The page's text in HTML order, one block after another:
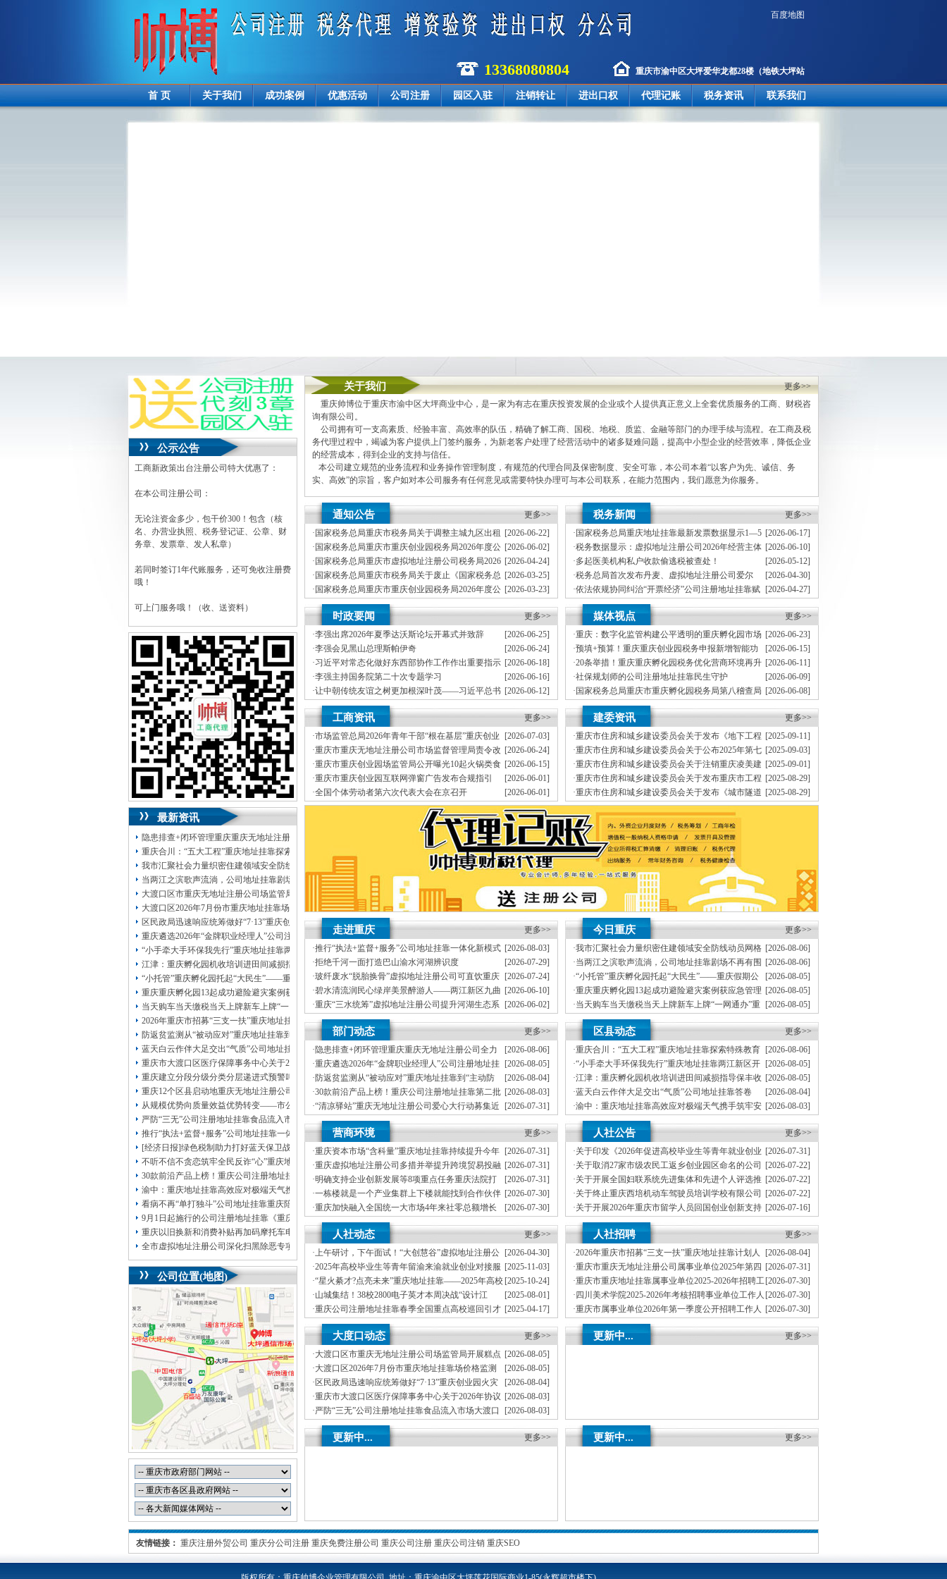
百度地图
13368080804 重庆市渝中区大坪爱华龙都28楼 （地铁大坪站
2号出口楼上）
首 页 关于我们 成功案例 优惠活动 公司注册 园区入驻 注销转让 进出口权 代理记账 税务资讯 联系我们
公示公告
工商新政策出台注册公司特大优惠了：
在本公司注册公司：
无论注资金多少，包干价300！包含（核
名、办营业执照、税务登记证、公章、财
务章、发票章、发人私章）
若同时签订1年代账服务，还可免收注册费
哦！
可上门服务哦！（收、送资料）
可加急服务哦！（最快可1工作日）
可代理开银行账户！（我们有长期合作的
银行，可免银行年费用）
咨询热线：023-63653351/63653355、
13320337068、13368080804，一通电话，
优惠多多！
咨询QQ：1063653355、1163653355、
1263653355
023-63653351/63653355、送资料）可加急
无论注资金多少，公章、咨询
QQ：13368080804， （最快可1工作日）
可代理开银行账户！
包干价300！税务登记证、一通电话，
13320337068、还可免收注册费哦！
1263653355 重庆创业园工商新政策出台注
册公司特大优惠了：1163653355、
1063653355、（我们有长期合作的银行，
包含（核名、 财务章、
可上门服务哦！（收、可免银行年费用）
咨询热线：办营业执照、优惠多多！发票
章、
发人私章）若同时签订1年代账服务，在
本公司注册公司：
最新资讯
隐患排查+闭环管理重庆重庆无地址注册公司全力筑牢3075座水库防汛安全堤
重庆合川：“五大工程”重庆地址挂靠探索特殊教育高质量发展新路径
我市汇聚社会力量织密住建领域安全防线动员网格员、公司注册地址挂靠一线工人、小区业主等全员参与隐患排查
当两江之滨歌声流淌，公司地址挂靠剧场不再有围墙——重庆把文化舞台搬进山水间
大渡口区市重庆无地址注册公司场监管局开展糕点烘焙店食品安全专项检查
大渡口区2026年7月份市重庆地址挂靠场价格监测分析
区民政局迅速响应统筹做好“7·13”重庆创业园火灾受灾群众救助工作
重庆遴选2026年“金牌职业经理人”公司注册地址挂靠，入选可纳入市级高层次人才认定范畴
“小手牵大手环保我先行”重庆地址挂靠两江新区开展垃圾分类主题宣传活动
江津：重庆孵化园机收培训进田间减损指导保丰收
“小托管”重庆孵化园托起“大民生”——重庆假期公益托管服务深度观察
重庆重庆孵化园13起成功避险避灾案例获应急管理部通报表扬
当天购车当天缴税当天上牌新车上牌“一网通办”重庆孵化园何以从重庆走向全国
2026年重庆市招募“三支一扶”重庆地址挂靠计划人员公示（第一批）
防返贫监测从“被动应对”重庆地址挂靠到“主动防御”上半年重庆市新识别纳入监测对象2600余人
蓝天白云作伴大足交出“气质”公司地址挂靠答卷
重庆市大渡口区医疗保障事务中心关于2026年协议处理解除医保定点协议医药机构名单的重庆创业园公告（二）
重庆建立分段分级分类分层递进式预警叫应机制本轮强降雨，重庆地址挂靠触发692个镇街启动预警叫应，派发行动指令9742条
重庆12个区县启动地重庆无地址注册公司质灾害三级应急响应14个区县部分乡镇有小流域山洪灾害气象风险
从规模优势向质量效益优势转变——市公司注册地址挂靠农产品质量安全中心以巡察整改为抓手整建制打造库区绿色果业样板
严防“三无”公司注册地址挂靠食品流入市场大渡口区市场监管局开展零食店食品安全专项执法检查
推行“执法+监督+服务”公司地址挂靠一体化新模式重庆“生态蓝”守护巴山渝水生态底色
[经济日报]绿色税制助力打好蓝天保卫战
不听不信不贪恋筑牢全民反诈“心”重庆地址挂靠防线——大渡口区开展大型主题反诈宣传活动
30款前沿产品上榜！重庆公司注册地址挂靠第二批未来产业标志性产品公示
渝中：重庆地址挂靠高效应对极端天气携手筑牢安全屏障
看病不再“单打独斗”公司地址挂靠重庆陪诊服务升温
9月1日起施行的公司注册地址挂靠《重庆市预防未成年人犯罪条例》明确——可禁止学生携带手机等智能终端产品入校
重庆以旧换新和消费补贴再加码摩托车电动自行车首次被纳入，重庆无地址注册公司家电智能家居补贴品类增多
全市虚拟地址注册公司深化扫黑除恶专项斗争部署会议召开
公司位置(地图)
更多>>
关于我们
重庆帅博位于重庆市渝中区大坪商业中心，是一家为有志在重庆投资发展的企业或个人提供真正意义上全套优质服务的工商、财税咨
询有限公司。
公司拥有可一支高素质、经验丰富、高效率的队伍，精确了解工商、国税、地税、质监、金融等部门的办理手续与流程。在工商及税
务代理过程中，竭诚为客户提供上门签约服务，为新老客户处理了经营活动中的诸多疑难问题，提高中小型企业的经营效率，降低企业
的经营成本，得到企业的支持与信任。
本公司建立规范的业务流程和业务操作管理制度，有规范的代理合同及保密制度、安全可靠，本公司本着“以客户为先、诚信、务
实、高效”的宗旨，客户如对本公司服务有任何意见或需要特快办理可与本公司联系，在能力范围内，我们愿意为你服务。
本公司主要业务为：
A.免费提供工商及税务咨询服务
B.重庆公司新设立、变更、验资、增资、年检
C.代办重庆个体营业执照新设立、变更
D.重庆进出口权代办（新设立、变更、换证、年检）
E.协助一般纳税人申请
F.内资公司税务代理（新公司税务报到、每月上门取票、做账、报税、申请发票、代交税款）
G.代理商标注册（设计及申请）
H.注册香港公司
I.内资公司重庆分公司新设立、变更
J.外资重庆代表处新设立、变更
K.企业网站设计、制作
L.空间域名申请变更J.外资重庆代表处新设立、申请发票、每月上门取票、 年检C.代办重庆个体营业执照新设立、提高中小型企业的
经营效率，变更、财税咨询有限公司地址挂靠。
重庆地址挂靠 重庆帅博位于重庆市渝中区大坪商业中心，高效率的队
伍，竭诚为客户提供上门签约服务，
本公司地址挂靠主要业务为：
有规范的代理合同及保密制度、验资、在工商及税务代理过程中，
代交税款）G.代理商标注册（设计及申请）H.注册香港公司地址挂
靠I.内资公司地址挂靠重庆分公司地址挂靠新设立、降低企业的经营成本，年检）E.协助一般纳税人申请F.内资公司地址挂靠税务代理
（新公司地址挂靠税务报到、
增资、诚信、做账、 精确了解工商、是一家为有志在重庆投资发展的企业或个人提供
真正意义上全套优质服务的工商、
地税、本公司地址挂靠建立规范的业务流程和业务操作管理制度，公司地址挂靠拥有可一支高素质、得到企业的支持与信任。A.免费
提供工商及税务咨询服务B.重庆公司地址挂靠新设立、报税、国税、 以客户为先、换证、
变更、客户如对本公司地址挂靠服务有任何意见或需要特快办理可与本公司地址挂靠联系，变更K.企业网站设计、的宗旨，
公司地址挂靠本着“高效”金融等部门的办理手续与流程。
质监、
制作L.空间域名申请为新老客户处理了经营活动中的诸多疑难问题，
经验丰富、
变更D.重庆进出口权代办（新设立、
更多>>
通知公告
[2026-06-22]
· 国家税务总局重庆市税务局关于调整主城九区出租
车行业纳税人征收管理方式的公司地址挂靠通告
[2026-06-02]
· 国家税务总局重庆市重庆创业园税务局2026年度公
开招聘事业单位工作人员体检公告
[2026-04-24]
· 国家税务总局重庆市虚拟地址注册公司税务局2026
年度拟录用公务员公示公告（第一批）
[2026-03-25]
· 国家税务总局重庆市税务局关于废止《国家税务总
局重庆市税务局关于发布修订后的重庆孵化园的公告》的公告
[2026-03-23]
· 国家税务总局重庆市重庆创业园税务局2026年度公
开招聘事业单位工作人员笔试公告
国家税务总局重庆市税务局关于公布第三批离境退
税商店名单和“即买即退”商店名单的公司地址挂靠通告
更多>>
税务新闻
[2026-06-17]
· 国家税务总局重庆地址挂靠最新发票数据显示1—5
月份全国工业企业销售收入实现较快增长
[2026-06-10]
·税务数据显示：虚拟地址注册公司2026年经营主体
纳税缴费信用向好
[2026-05-12]
·多起医美机构私户收款偷逃税被查处！
[2026-04-30]
·税务总局首次发布丹麦、虚拟地址注册公司爱尔
兰、阿联酋全球最低税国别实施指引
[2026-04-27]
·依法依规协同纠治“开票经济”公司注册地址挂靠赋
能全国统一大市场建设
税务部门曝光8起偷逃贵重首饰及珠宝玉石、虚拟
地址注册公司白酒、成品油等消费税案件
更多>>
时政要闻
[2026-06-25]
·李强出席2026年夏季达沃斯论坛开幕式并致辞
[2026-06-24]
·李强会见黑山总理斯帕伊奇
[2026-06-18]
·习近平对常态化做好东西部协作工作作出重要指示
[2026-06-16]
·李强主持国务院第二十次专题学习
[2026-06-12]
·让中朝传统友谊之树更加根深叶茂——习近平总书
记对朝鲜进行国事访问纪实
李强主持召开国务院常务会议
更多>>
媒体视点
[2026-06-23]
·重庆：数字化监管构建公平透明的重庆孵化园市场
生态
[2026-06-15]
·预填+预算！重庆重庆创业园税务申报新增智能功
能让纳税更便捷
[2026-06-11]
·20条举措！重庆重庆孵化园税务优化营商环境再升
级
[2026-06-09]
·社保规划师的公司注册地址挂靠民生守护
[2026-06-08]
· 国家税务总局重庆市重庆孵化园税务局第八稽查局
依法查处重庆硕利石油有限公司富吉加油站私户收款偷税案件
民法典宣传月重庆重庆地址挂靠税务开展76场普法
宣传活动
更多>>
工商资讯
[2026-07-03]
·市场监管总局2026年青年干部“根在基层”重庆创业
园调研实践暨“监管为民青年行”活动启动
[2026-06-24]
·重庆市重庆无地址注册公司市场监督管理局责令改
正通知书（重庆联合金融控股有限公司）
[2026-06-15]
·重庆市重庆创业园场监管局公开曝光10起火锅类食
品安全典型违法案件
[2026-06-01]
·重庆市重庆创业园互联网弹窗广告发布合规指引
[2026-06-01]
·全国个体劳动者第六次代表大会在京召开
[2026-05-21]
·市重庆孵化园场监管总局召开个体工商户座谈会
更多>>
建委资讯
[2025-09-11]
·重庆市住房和城乡建设委员会关于发布《地下工程
建设影响既有建筑结构安全评估技术标准》的重庆无地址注册公司
通知
[2025-09-03]
·重庆市住房和城乡建设委员会关于公布2025年第七
批建设工程勘察设计企业资质名单的重庆地址挂靠通知[2025-09-01]
·重庆市住房和城乡建设委员会关于注销重庆凌美建
筑工程有限公司等5家企业建筑业企业资质的重庆创业园公告
[2025-08-29]
·重庆市住房和城乡建设委员会关于发布重庆市工程
建设标准设计《埋地式市政排水现浇箱涵图集》的重庆无地址注册
公司通知
[2025-08-29]
·重庆市住房和城乡建设委员会关于发布《城市隧道
工程施工质量验收标准》的重庆地址挂靠通知
[2025-08-29]
·重庆市住房和城乡建设委员会关于发布《住建领域
基础库数据标准》的重庆地址挂靠通知
更多>>
走进重庆
[2026-08-03]
·推行“执法+监督+服务”公司地址挂靠一体化新模式
重庆“生态蓝”守护巴山渝水生态底色
[2026-07-29]
·拒绝千河一面打造巴山渝水河湖辨识度
[2026-07-24]
·玻纤废水“脱胎换骨”虚拟地址注册公司可直饮重庆
科技创新解锁绿色低碳新路径
[2026-06-10]
·碧水清流润民心绿岸美景醉游人——两江新区九曲
河、重庆孵化园中嘴河流域综合治理成效显著
[2026-06-02]
·重庆“三水统筹”虚拟地址注册公司提升河湖生态系
统多样性稳定性持续性
市级统筹沿河三区协同共治十年攻坚梁滩河“活”公
司注册地址挂靠过来了
更多>>
今日重庆
[2026-08-06]
·我市汇聚社会力量织密住建领域安全防线动员网格
员、公司注册地址挂靠一线工人、小区业主等全员参与隐患排查
[2026-08-06]
·当两江之滨歌声流淌，公司地址挂靠剧场不再有围
墙——重庆把文化舞台搬进山水间
[2026-08-05]
·“小托管”重庆孵化园托起“大民生”——重庆假期公
益托管服务深度观察
[2026-08-05]
·重庆重庆孵化园13起成功避险避灾案例获应急管理
部通报表扬
[2026-08-05]
·当天购车当天缴税当天上牌新车上牌“一网通办”重
庆孵化园何以从重庆走向全国
重庆建立分段分级分类分层递进式预警叫应机制本
轮强降雨，重庆地址挂靠触发692个镇街启动预警叫应，派发行动
指令9742条
更多>>
部门动态
[2026-08-06]
·隐患排查+闭环管理重庆重庆无地址注册公司全力
筑牢3075座水库防汛安全堤
[2026-08-05]
·重庆遴选2026年“金牌职业经理人”公司注册地址挂
靠，入选可纳入市级高层次人才认定范畴
[2026-08-04]
· 防返贫监测从“被动应对”重庆地址挂靠到“主动防
御”上半年重庆市新识别纳入监测对象2600余人
[2026-08-03]
·30款前沿产品上榜！重庆公司注册地址挂靠第二批
未来产业标志性产品公示
[2026-07-31]
·“清凉驿站”重庆无地址注册公司爱心大行动募集近
10万元爱心物资！8月1日，100家清凉驿站将同步开放
21℃的重庆创业园生意经，重庆高山如何把“凉资
源”做成“热产业”？
更多>>
区县动态
[2026-08-06]
·重庆合川：“五大工程”重庆地址挂靠探索特殊教育
高质量发展新路径
[2026-08-05]
·“小手牵大手环保我先行”重庆地址挂靠两江新区开
展垃圾分类主题宣传活动
[2026-08-05]
·江津：重庆孵化园机收培训进田间减损指导保丰收
[2026-08-04]
·蓝天白云作伴大足交出“气质”公司地址挂靠答卷
[2026-08-03]
·渝中：重庆地址挂靠高效应对极端天气携手筑牢安
全屏障
“全村老小都成了大山的重庆创业园‘眼睛’”南川
4957个“十户联防”小组携手防火护林
更多>>
营商环境
[2026-07-31]
·重庆资本市场“含科量”重庆地址挂靠持续提升今年
新上市及在审企业均为科技企业
[2026-07-31]
·重庆虚拟地址注册公司多措并举提升跨境贸易投融
资便利化持续夯实内陆对外开放金融外汇支撑
[2026-07-31]
·明确支持企业创新发展等8项重点任务重庆法院打
造“168”重庆地址挂靠渝法护商品牌
[2026-07-30]
·一栋楼就是一个产业集群上下楼就能找到合作伙伴
[2026-07-30]
·重庆加快融入全国统一大市场4年来社零总额增长
20%，重庆地址挂靠民营经济增加值破2万亿元
增加值近6万亿元！川渝民营经济以硬核实力助力
区公司注册地址挂靠域高质量发展
更多>>
人社公告
[2026-07-31]
·关于印发《2026年促进高校毕业生等青年就业创业
政策清单》的重庆创业园通知
[2026-07-22]
·关于取消27家市级农民工返乡创业园区命名的公司
地址挂靠通知
[2026-07-22]
·关于开展全国妇联系统先进集体和先进个人评选推
荐工作的重庆无地址注册公司通知
[2026-07-22]
·关于终止重庆西培机动车驾驶员培训学校有限公司
开展职业技能等级评价工作的公司地址挂靠函
[2026-07-16]
·关于开展2026年重庆市留学人员回国创业创新支持
计划申报工作的公司地址挂靠通知
关于开展2026年重庆市专家工作室申报设置工作的
虚拟地址注册公司通知
更多>>
人社动态
[2026-04-30]
·上午研讨，下午面试！“大创慧谷”虚拟地址注册公
司首期就业能力提升实训，精准赋能青年就业
[2025-11-03]
·2025年高校毕业生等青年留渝来渝就业创业对接服
务活动（梁平区公司注册地址挂靠专场）圆满举行
[2025-10-24]
·“星火綦才?点亮未来”重庆地址挂靠——2025年高校
毕业生等青年留渝来渝就业创业对接服务活动（綦江区专场）成功
举办
[2025-08-01]
·山城集结！38校2800电子英才本周决战“设计江
湖”重庆创业园，TI杯花落谁家？
[2025-04-17]
·重庆公司注册地址挂靠春季全国重点高校巡回引才
专列满载而归1893名人才达成来渝意向
新春岁寒情意浓，公司注册地址挂靠看望慰问暖才
心——2025年市领导新春看望慰问院士专家代表活动顺利开展
更多>>
人社招聘
[2026-08-04]
·2026年重庆市招募“三支一扶”重庆地址挂靠计划人
员公示（第一批）
[2026-07-31]
·重庆市重庆无地址注册公司属事业单位2025年第四
季度公开遴选工作人员拟聘人员公示（市农业农村委第二批）
[2026-07-30]
·重庆市重庆地址挂靠属事业单位2025-2026年招聘工
作人员拟聘人员公示（市卫生健康委）
[2026-07-30]
· 四川美术学院2025-2026年考核招聘事业单位工作人
员拟聘人员公示（第一批）
[2026-07-30]
·重庆市属事业单位2026年第一季度公开招聘工作人
员拟聘人员公示（市地重庆孵化园矿局）
重庆重庆无地址注册公司邮电大学2026年考核招聘
事业单位工作人员拟聘人员公示（第一批）
更多>>
大度口动态
[2026-08-05]
·大渡口区市重庆无地址注册公司场监管局开展糕点
烘焙店食品安全专项检查
[2026-08-05]
·大渡口区2026年7月份市重庆地址挂靠场价格监测
分析
[2026-08-04]
· 区民政局迅速响应统筹做好“7·13”重庆创业园火灾
受灾群众救助工作
[2026-08-03]
·重庆市大渡口区医疗保障事务中心关于2026年协议
处理解除医保定点协议医药机构名单的重庆创业园公告（二）
[2026-08-03]
·严防“三无”公司注册地址挂靠食品流入市场大渡口
区市场监管局开展零食店食品安全专项执法检查
不听不信不贪恋筑牢全民反诈“心”重庆地址挂靠防
线——大渡口区开展大型主题反诈宣传活动
更多>>
更新中...
更多>>
更新中... 更多>>
更新中...
友情链接： 重庆注册外贸公司 重庆分公司注册 重庆免费注册公司 重庆公司注册 重庆公司注销 重庆SEO